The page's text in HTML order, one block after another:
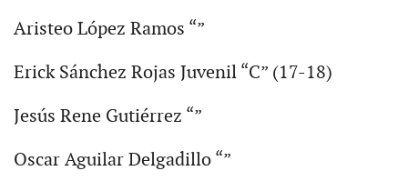
Aristeo López Ramos “”
Erick Sánchez Rojas Juvenil “C” (17-18)
Jesús Rene Gutiérrez “”
Oscar Aguilar Delgadillo “”